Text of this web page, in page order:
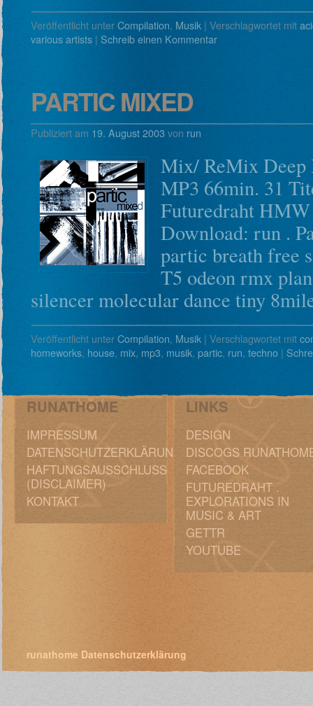
Veröffentlicht unterCompilation, Musik | Verschlagwortet mit
various artists | Schreib einen Kommentar
PARTIC MIXED
Publiziert am 19. August 2003 von run
Mix/ ReMix
MP3 66min. 31
Futuredraht
Download: run .
partic breath free
T5 odeon rmx
silencer molecular dance tiny
Veröffentlicht unterCompilation, Musik | Verschlagwortet mit
homeworks, house, mix, mp3, musik, partic, run, techno |
RUNATHOME
IMPRESSUM
DATENSCHUTZERKLÄRUNG
HAFTUNGSAUSSCHLUSS
(DISCLAIMER)
KONTAKT
LINKS
DESIGN
DISCOGS
FACEBOOK
FUTUREDRAHT .
EXPLORATIONS IN
MUSIC & ART
GETTR
YOUTUBE
runathome Datenschutzerklärung